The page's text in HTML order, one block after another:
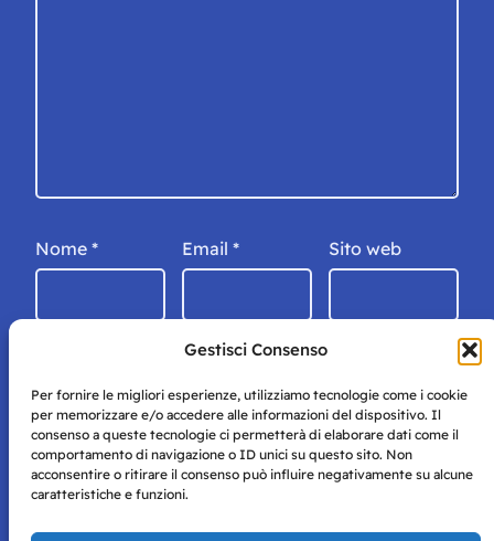
Gestisci Consenso
Per fornire le migliori esperienze, utilizziamo tecnologie come i cookie
per memorizzare e/o accedere alle informazioni del dispositivo. Il
consenso a queste tecnologie ci permetterà di elaborare dati come il
comportamento di navigazione o ID unici su questo sito. Non
acconsentire o ritirare il consenso può influire negativamente su alcune
caratteristiche e funzioni.
Nome * Email * Sito web